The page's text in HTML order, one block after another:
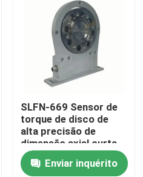
SLFN-669 Sensor de
torque de disco de
alta precisão de
dimensão axial curta
Enviar inquérito